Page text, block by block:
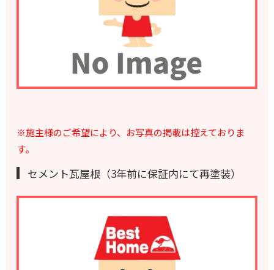
※施主様のご希望により、お写真の掲載は控えておりま
す。
セメント瓦屋根（3年前に保証内にて再塗装）